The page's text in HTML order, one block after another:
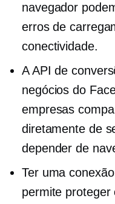
navegador
erros de
conectividade.
A API de
negócios do
empresas
diretamente de
depender de
Ter uma
permite proteger